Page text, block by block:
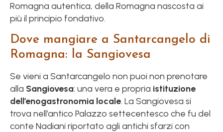
Romagna autentica, della Romagna nascosta ai
più il principio fondativo.
Dove mangiare a Santarcangelo di
Romagna: la Sangiovesa
Se vieni a Santarcangelo non puoi non prenotare
alla Sangiovesa: una vera e propria istituzione
dell’enogastronomia locale. La Sangiovesa si
trova nell’antico Palazzo settecentesco che fu del
conte Nadiani riportato agli antichi sfarzi con